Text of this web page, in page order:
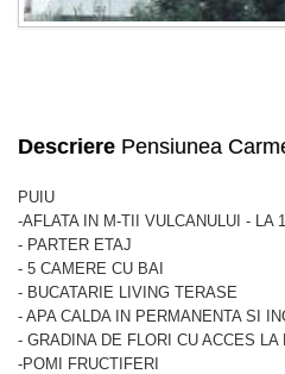
Descriere Pensiunea
PUIU
-AFLATA IN M-TII VULCANULUI - LA
- PARTER ETAJ
- 5 CAMERE CU BAI
- BUCATARIE LIVING TERASE
- APA CALDA IN PERMANENTA SI
- GRADINA DE FLORI CU ACCES LA
-POMI FRUCTIFERI